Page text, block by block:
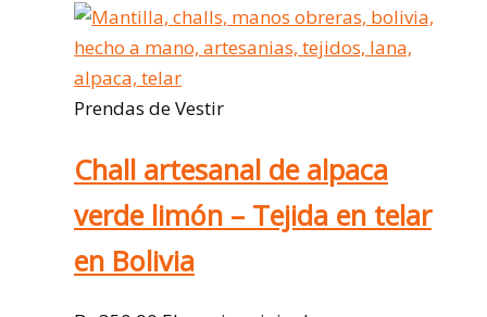
Prendas de Vestir
Chall artesanal de alpaca
verde limón – Tejida en telar
en Bolivia